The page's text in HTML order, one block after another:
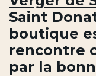
Saint
boutique
rencontre
par la